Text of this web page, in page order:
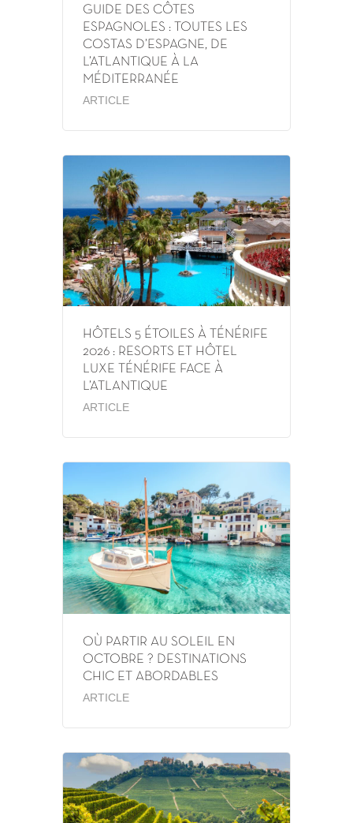
GUIDE DES CÔTES
ESPAGNOLES : TOUTES LES
COSTAS D’ESPAGNE, DE
L’ATLANTIQUE À LA
MÉDITERRANÉE
ARTICLE
HÔTELS 5 ÉTOILES À TÉNÉRIFE
2026 : RESORTS ET HÔTEL
LUXE TÉNÉRIFE FACE À
L’ATLANTIQUE
ARTICLE
OÙ PARTIR AU SOLEIL EN
OCTOBRE ? DESTINATIONS
CHIC ET ABORDABLES
ARTICLE